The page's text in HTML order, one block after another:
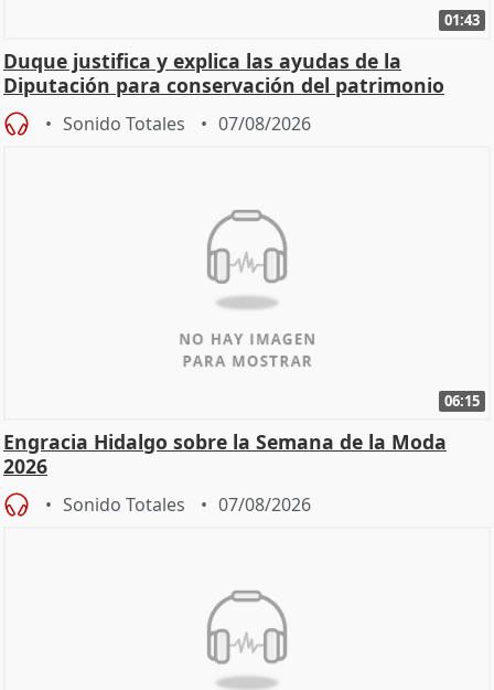
01:43
Duque justifica y explica las ayudas de la
Diputación para conservación del patrimonio
Sonido Totales 07/08/2026
06:15
Engracia Hidalgo sobre la Semana de la Moda
2026
Sonido Totales 07/08/2026